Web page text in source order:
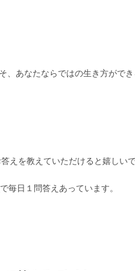
、あなたならではの生き方ができ
えを教えていただけると嬉しいで
で毎日１問答えあっています。